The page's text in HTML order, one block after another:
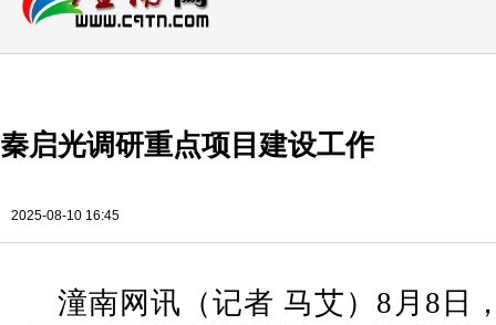
秦启光调研重点项目建设工作
2025-08-10 16:45
潼南网讯（记者 马艾）8月8日